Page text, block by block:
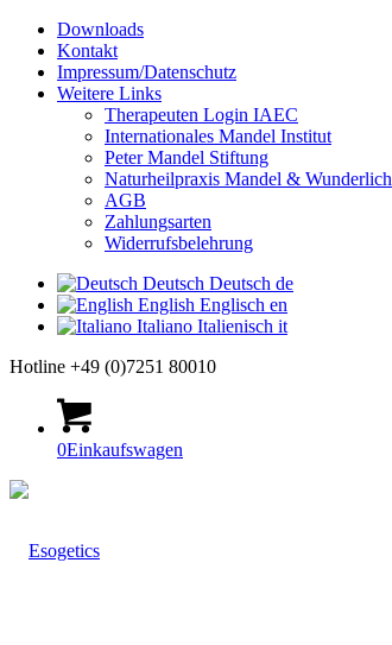
Downloads
Kontakt
Impressum/Datenschutz
Weitere Links
Therapeuten Login IAEC
Internationales Mandel Institut
Peter Mandel Stiftung
Naturheilpraxis Mandel & Wunderlich
AGB
Zahlungsarten
Widerrufsbelehrung
Deutsch Deutsch de
English Englisch en
Italiano Italienisch it
Hotline +49 (0)7251 80010
0Einkaufswagen